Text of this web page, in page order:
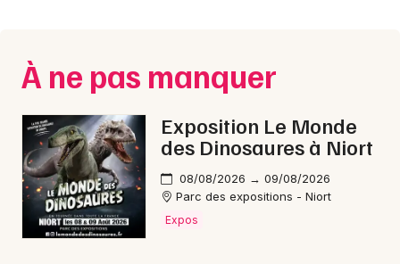
Mon email
Je m'abonne
À ne pas manquer
Exposition Le Monde
des Dinosaures à Niort
08/08/2026 → 09/08/2026
Parc des expositions - Niort
Expos